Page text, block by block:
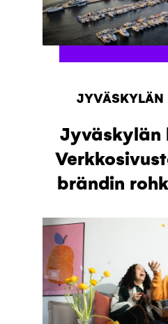
JYVÄSKYLÄN
Jyväskylän
brändin